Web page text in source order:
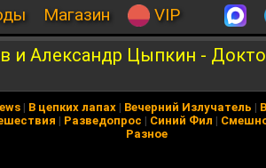
Магазин VIP
и Александр Цыпкин -
| В цепких лапах | Вечерний Излучатель |
| Разведопрос | Синий Фил |
Разное